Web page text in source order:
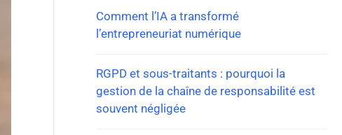
Comment l’IA a transformé
l’entrepreneuriat numérique
RGPD et sous-traitants : pourquoi la
gestion de la chaîne de responsabilité est
souvent négligée